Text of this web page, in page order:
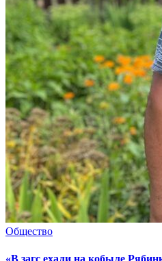
Общество
«В загс ехали на кобыле